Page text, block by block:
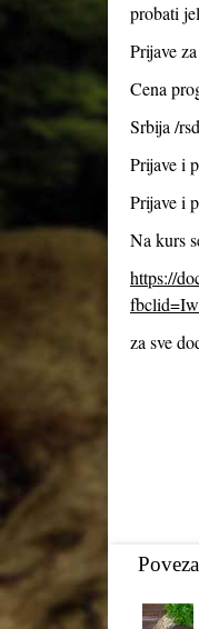
probati
Prijave
Cena
Srbija /
Prijave i
Prijave i
Na kurs
https://
za sve